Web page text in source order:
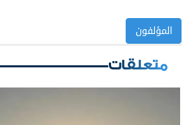
المؤلفون
متعلقات